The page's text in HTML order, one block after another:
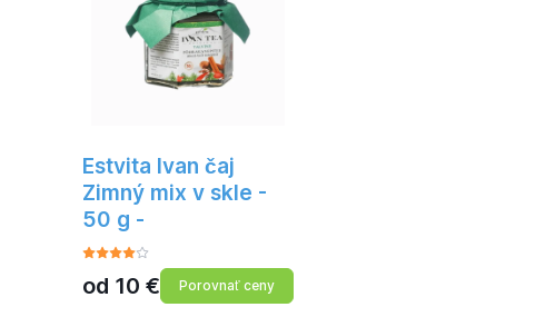
Estvita Ivan čaj
Zimný mix v skle -
50 g -
od 10 € Porovnať ceny